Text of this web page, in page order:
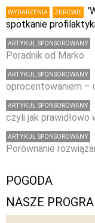
WYDARZENIA ZDROWIE
spotkanie
ARTYKUŁ SPONSOROWANY
Poradnik od Marko
ARTYKUŁ SPONSOROWANY
oprocentowaniem –
ARTYKUŁ SPONSOROWANY
czyli jak prawidłowo
ARTYKUŁ SPONSOROWANY
Porównanie
POGODA
NASZE